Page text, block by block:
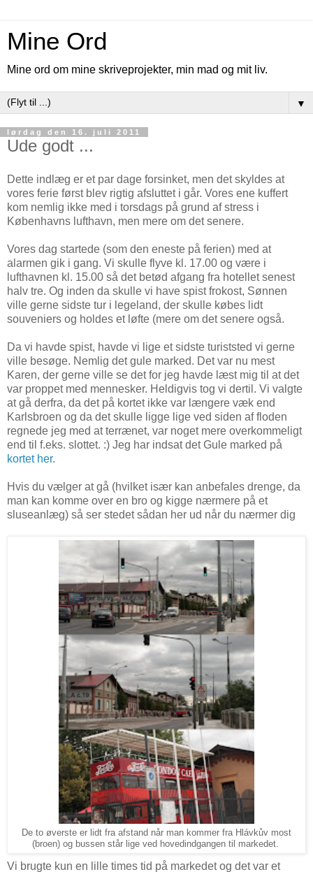
Mine Ord
Mine ord om mine skriveprojekter, min mad og mit liv.
▼
lørdag den 16. juli 2011
Ude godt ...
Dette indlæg er et par dage forsinket, men det skyldes at
vores ferie først blev rigtig afsluttet i går. Vores ene kuffert
kom nemlig ikke med i torsdags på grund af stress i
Københavns lufthavn, men mere om det senere.
Vores dag startede (som den eneste på ferien) med at
alarmen gik i gang. Vi skulle flyve kl. 17.00 og være i
lufthavnen kl. 15.00 så det betød afgang fra hotellet senest
halv tre. Og inden da skulle vi have spist frokost, Sønnen
ville gerne sidste tur i legeland, der skulle købes lidt
souveniers og holdes et løfte (mere om det senere også.
Da vi havde spist, havde vi lige et sidste turiststed vi gerne
ville besøge. Nemlig det gule marked. Det var nu mest
Karen, der gerne ville se det for jeg havde læst mig til at det
var proppet med mennesker. Heldigvis tog vi dertil. Vi valgte
at gå derfra, da det på kortet ikke var længere væk end
Karlsbroen og da det skulle ligge lige ved siden af floden
regnede jeg med at terrænet, var noget mere overkommeligt
end til f.eks. slottet. :) Jeg har indsat det Gule marked på
kortet her.
Hvis du vælger at gå (hvilket især kan anbefales drenge, da
man kan komme over en bro og kigge nærmere på et
sluseanlæg) så ser stedet sådan her ud når du nærmer dig
De to øverste er lidt fra afstand når man kommer fra Hlávkův most
(broen) og bussen står lige ved hovedindgangen til markedet.
Vi brugte kun en lille times tid på markedet og det var et